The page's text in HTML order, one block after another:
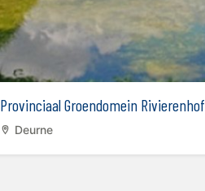
Provinciaal Groendomein Rivierenhof
Deurne